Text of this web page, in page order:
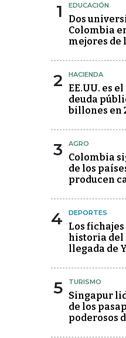
1 EDUCACIÓN
Dos
Colombia
mejores de
2 HACIENDA
EE.UU. es
deuda
billones en
3 AGRO
Colombia
de los
producen
4 DEPORTES
Los
historia del
llegada de
5 TURISMO
Singapur
de los
poderosos